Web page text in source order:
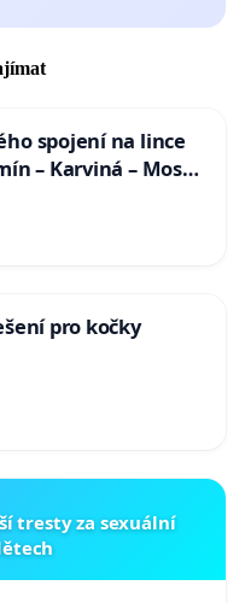
spojení na lince
– Karviná – Mosty
pro kočky
tresty za sexuální